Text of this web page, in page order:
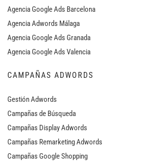
Agencia Google Ads Barcelona
Agencia Adwords Málaga
Agencia Google Ads Granada
Agencia Google Ads Valencia
CAMPAÑAS ADWORDS
Gestión Adwords
Campañas de Búsqueda
Campañas Display Adwords
Campañas Remarketing Adwords
Campañas Google Shopping